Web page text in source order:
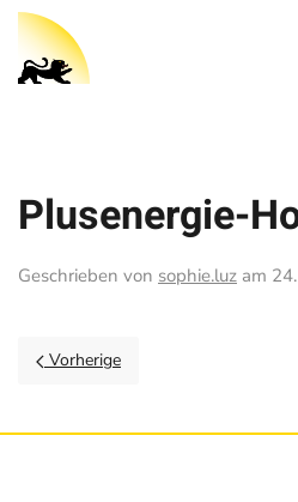
Plusenergie-
Geschrieben von sophie.luz am
Vorherige